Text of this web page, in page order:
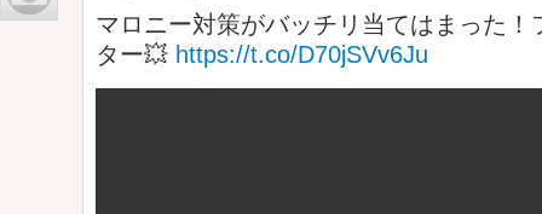
マロニー対策がバッチリ当てはまった！
ター💥 https://t.co/D70jSVv6Ju